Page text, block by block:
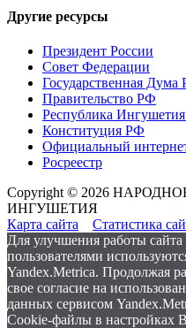
Другие ресурсы
Президент России
Совет Федерации
Государственная Дума
Правительство РФ
Республика
Конституция РФ
Официальный
Росреестр
Copyright © 2026
ИНГУШЕТИЯ
Карта сайта
Статистика
Для улучшения работы сайта
пользователями
Yandex.Metrica. Продолжая
свое согласие на
данных сервисом
Cookie-файлы в настройках